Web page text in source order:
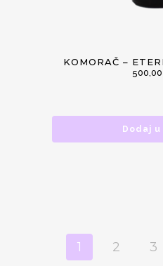
KOMORAČ –
500,00
Dodaj
1 2 3